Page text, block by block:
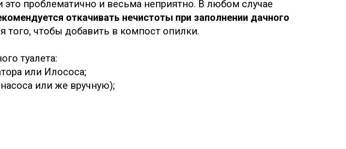
это проблематично и весьма неприятно. В любом случае
откачивать нечистоты при заполнении дачного
того, чтобы добавить в компост опилки.
туалета:
или Илососа;
или же вручную);